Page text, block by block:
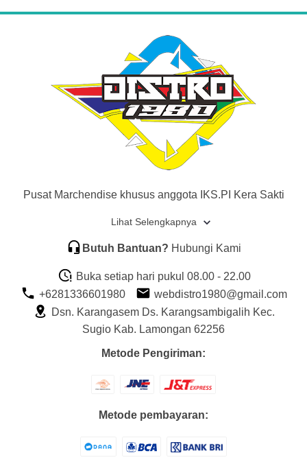
Pusat Marchendise khusus anggota IKS.PI Kera Sakti
Lihat Selengkapnya
Butuh Bantuan? Hubungi Kami
Buka setiap hari pukul 08.00 - 22.00
+6281336601980
webdistro1980@gmail.com
Dsn. Karangasem Ds. Karangsambigalih Kec.
Sugio Kab. Lamongan 62256
Metode Pengiriman:
Metode pembayaran: